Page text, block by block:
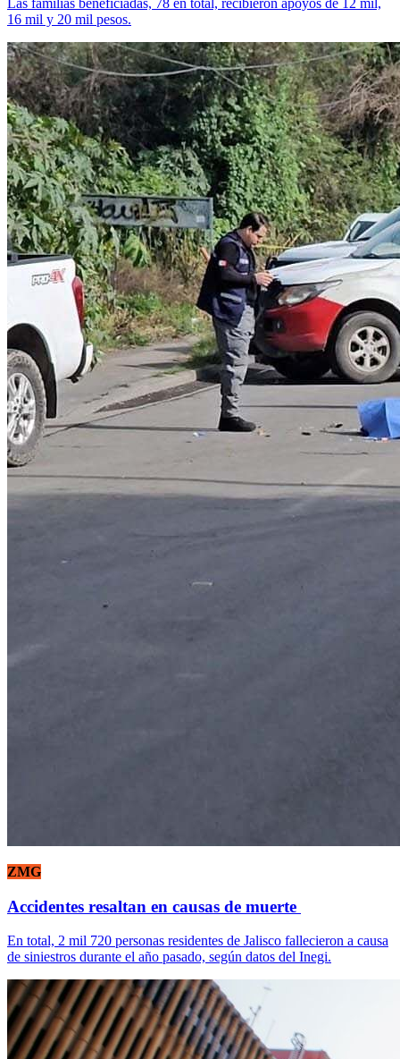
Las familias beneficiadas, 78 en total, recibieron apoyos de 12 mil,
16 mil y 20 mil pesos.
ZMG
Accidentes resaltan en causas de muerte
En total, 2 mil 720 personas residentes de Jalisco fallecieron a causa
de siniestros durante el año pasado, según datos del Inegi.